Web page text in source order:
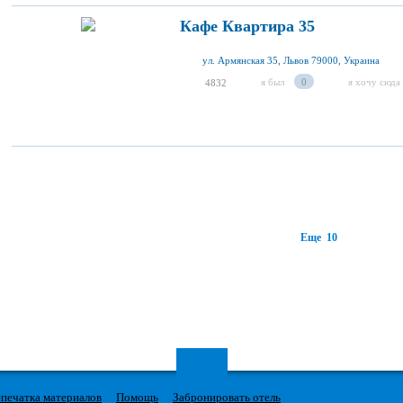
Кафе Квартира 35
ул. Армянская 35, Львов 79000, Украина
4832 я был 0 я хочу сюда
Еще 10
материалов Помощь Забронировать отель